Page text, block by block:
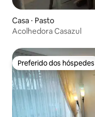
Casa ⋅ Pasto
Acolhedora Casazul
Preferido dos hóspedes
Preferido dos hóspedes